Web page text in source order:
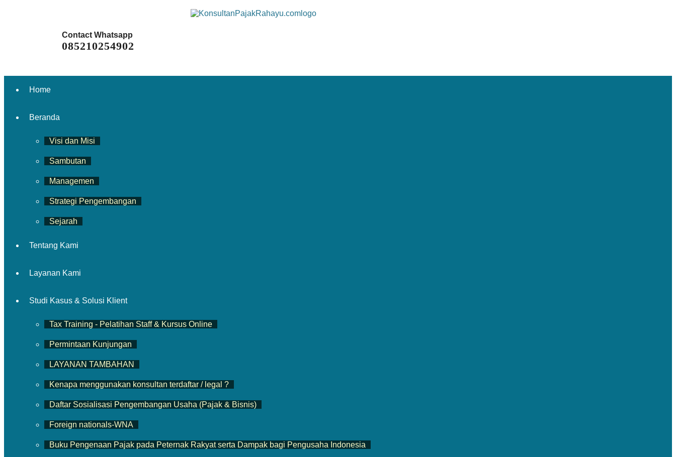
Contact Whatsapp
085210254902
Home
Beranda
Visi dan Misi
Sambutan
Managemen
Strategi Pengembangan
Sejarah
Tentang Kami
Layanan Kami
Studi Kasus & Solusi Klient
Tax Training - Pelatihan Staff & Kursus Online
Permintaan Kunjungan
LAYANAN TAMBAHAN
Kenapa menggunakan konsultan terdaftar / legal ?
Daftar Sosialisasi Pengembangan Usaha (Pajak & Bisnis)
Foreign nationals-WNA
Buku Pengenaan Pajak pada Peternak Rakyat serta Dampak bagi Pengusaha Indonesia